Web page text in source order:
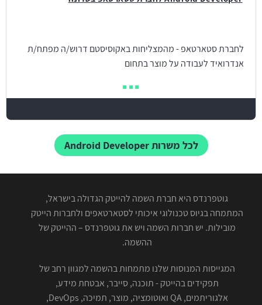
לחברת סטארטאפ - מהמצליחות באקוסיסטם דרוש/ה מפתח/ת
אנדרואיד לעבודה על מוצר בתחום
לכל משרות Android Developer
גוטפרנדס היא חברת השמה להייטק הגדולה בישראל,
המתמחה בגיוס טכנולוגי איכותי לסטארטאפים ולחברות הייטק
מובילות. יש חברות השמה ויש את גוטפרנדס – ההייטק של
ההשמה.
המגייסות המנוסות שלנו מתמחות בהשמה למגוון רחב של
תפקידים בהייטק - תוכנה, סייבר, אבטחת מידע,
אלגוריתמים, QA ואוטומציה, מוצר, תמיכה, DevOps,